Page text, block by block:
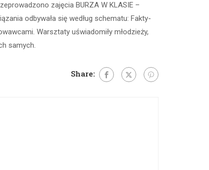
zajęcia BURZA W KLASIE –
odbywała się według schematu: Fakty-
Warsztaty uświadomiły młodzieży,
samych.
Share: